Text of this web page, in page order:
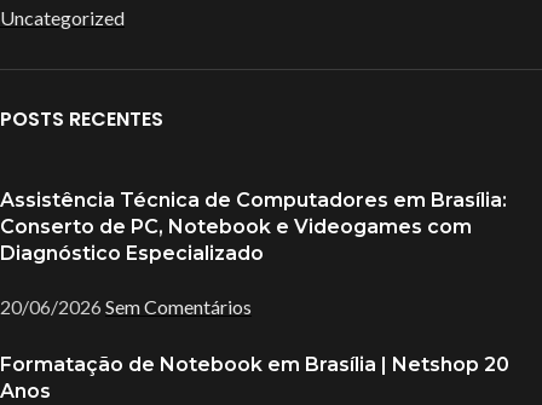
Uncategorized
POSTS RECENTES
Assistência Técnica de Computadores em Brasília:
Conserto de PC, Notebook e Videogames com
Diagnóstico Especializado
20/06/2026 Sem Comentários
Formatação de Notebook em Brasília | Netshop 20
Anos